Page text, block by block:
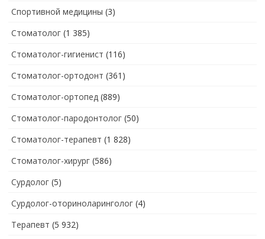
Спортивной медицины (3)
Стоматолог (1 385)
Стоматолог-гигиенист (116)
Стоматолог-ортодонт (361)
Стоматолог-ортопед (889)
Стоматолог-пародонтолог (50)
Стоматолог-терапевт (1 828)
Стоматолог-хирург (586)
Сурдолог (5)
Сурдолог-оториноларинголог (4)
Терапевт (5 932)